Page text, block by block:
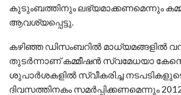
കുടുംബത്തിനും ലഭ്യമാക്കണമെന്നും
ആവശ്യപ്പെട്ടു.
കഴിഞ്ഞ ഡിസംബറില്‍ മാധ്യമങ്ങളില്‍
തുടര്‍ന്നാണ് കമ്മീഷന്‍ സ്വമേധയാ
ശുപാര്‍ശകളില്‍ സ്വീകരിച്ച നടപടികളുടെ
ദിവസത്തിനകം സമര്‍പ്പിക്കണമെന്നും